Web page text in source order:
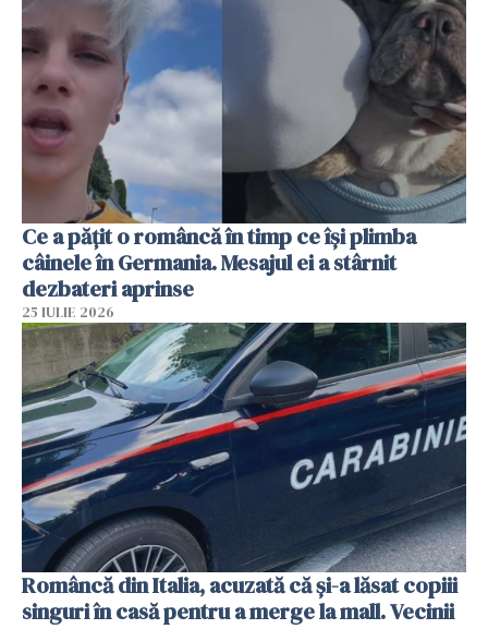
Ce a pățit o româncă în timp ce își plimba
câinele în Germania. Mesajul ei a stârnit
dezbateri aprinse
25 IULIE 2026
Româncă din Italia, acuzată că și-a lăsat copiii
singuri în casă pentru a merge la mall. Vecinii